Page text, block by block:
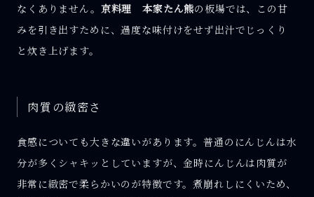
なくありません。 京料理 本家たん熊の板場では、この甘
みを引き出すために、過度な味付けをせず出汁でじっくり
と炊き上げます。
肉質の緻密さ
食感についても大きな違いがあります。普通のにんじんは水
分が多くシャキッとしていますが、金時にんじんは肉質が
非常に緻密で柔らかいのが特徴です。煮崩れしにくいため、